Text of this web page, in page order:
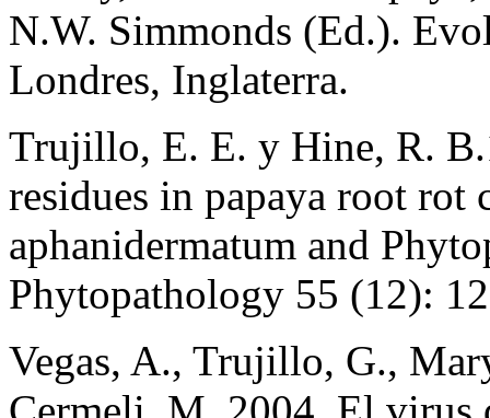
N.W. Simmonds (Ed.).
Londres, Inglaterra.
Trujillo, E. E. y Hine, R.
residues in papaya root rot
aphanidermatum and
Phytopathology 55 (12):
Vegas, A., Trujillo, G.,